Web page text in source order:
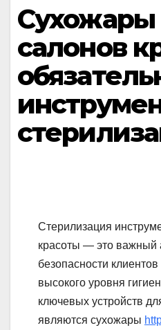
Сухожары
салонов
Стерилизация
красоты — это важный
безопасности
высокого уровня
ключевых устройств
являются сухожары